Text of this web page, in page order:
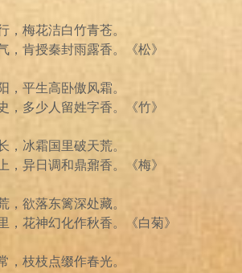
梅花洁白竹青苍。
肯授秦封雨露香。《松》
平生高卧傲风霜。
多少人留姓字香。《竹》
冰霜国里破天荒。
异日调和鼎鼐香。《梅》
欲落东篱深处藏。
花神幻化作秋香。《白菊》
枝枝点缀作春光。